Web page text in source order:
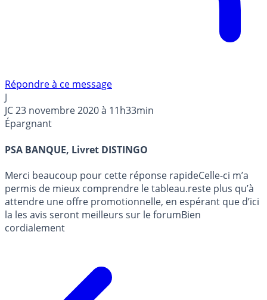
Répondre à ce message
J
JC23 novembre 2020 à 11h33min
Épargnant
PSA BANQUE, Livret DISTINGO
Merci beaucoup pour cette réponse rapideCelle-ci m’a
permis de mieux comprendre le tableau.reste plus qu’à
attendre une offre promotionnelle, en espérant que d’ici
la les avis seront meilleurs sur le forumBien
cordialement